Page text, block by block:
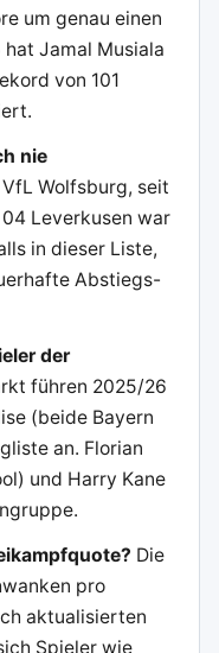
um genau einen
Jamal Musiala
von 101
nie
Wolfsburg, seit
Leverkusen war
in dieser Liste,
Abstiegs-
der
führen 2025/26
(beide Bayern
an. Florian
und Harry Kane
Die
pro
aktualisierten
Spieler wie